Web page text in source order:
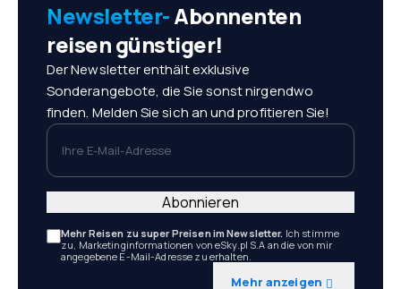
Newsletter-Abonnenten
reisen günstiger!
Der Newsletter enthält exklusive
Sonderangebote, die Sie sonst nirgendwo
finden. Melden Sie sich an und profitieren Sie!
Ihre E-Mail-Adresse
Mehr Reisen zu super Preisen im Newsletter. Ich stimme
zu, Marketinginformationen von eSky.pl S.A an die von mir
angegebene E-Mail-Adresse zu erhalten.
Mehr anzeigen
Abonnieren